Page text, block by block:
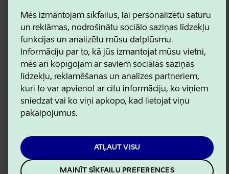
Mēs izmantojam sīkfailus, lai personalizētu saturu
un reklāmas, nodrošinātu sociālo saziņas līdzekļu
funkcijas un analizētu mūsu datplūsmu.
Informāciju par to, kā jūs izmantojat mūsu vietni,
mēs arī kopīgojam ar saviem sociālās saziņas
līdzekļu, reklamēšanas un analīzes partneriem,
kuri to var apvienot ar citu informāciju, ko viņiem
sniedzat vai ko viņi apkopo, kad lietojat viņu
pakalpojumus.
ATĻAUT VISU
MAINĪT SĪKFAILU PREFERENCES
Lietošanas noteikumi
Sīkdatņu un konfidencialitātes politika